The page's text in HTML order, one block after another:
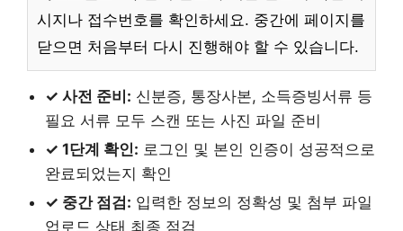
시지나 접수번호를 확인하세요. 중간에 페이지를
닫으면 처음부터 다시 진행해야 할 수 있습니다.
✓ 사전 준비: 신분증, 통장사본, 소득증빙서류 등
필요 서류 모두 스캔 또는 사진 파일 준비
✓ 1단계 확인: 로그인 및 본인 인증이 성공적으로
완료되었는지 확인
✓ 중간 점검: 입력한 정보의 정확성 및 첨부 파일
업로드 상태 최종 점검